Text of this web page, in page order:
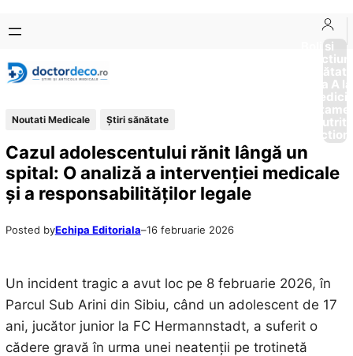
conținut
content
Boli si
Afectiuni
Sănătate
de la A
Noutati Medicale Ştiri sănătate
Cazul adolescentului rănit lângă un
spital: O analiză a intervenției medicale
și a responsabilităților legale
Posted byEchipa Editoriala–16 februarie 2026
Un incident tragic a avut loc pe 8 februarie 2026, în
Parcul Sub Arini din Sibiu, când un adolescent de 17
ani, jucător junior la FC Hermannstadt, a suferit o
cădere gravă în urma unei neatenții pe trotinetă